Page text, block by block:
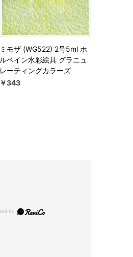
ミモザ (WG522) 2号5ml ホ
ルベイン水彩絵具 グラニュ
レーティングカラーズ
￥343